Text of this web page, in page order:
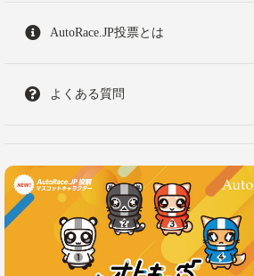
AutoRace.JP投票とは
よくある質問